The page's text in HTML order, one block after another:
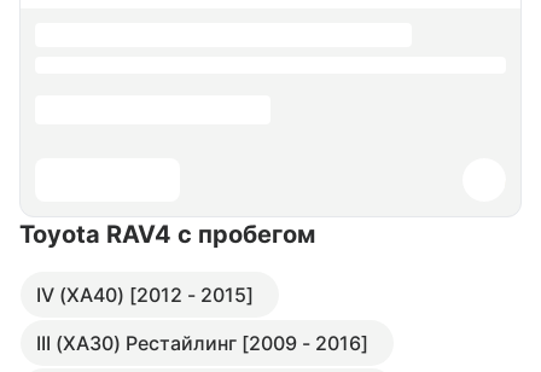
Toyota RAV4 с пробегом
IV (XA40) [2012 - 2015]
III (XA30) Рестайлинг [2009 - 2016]